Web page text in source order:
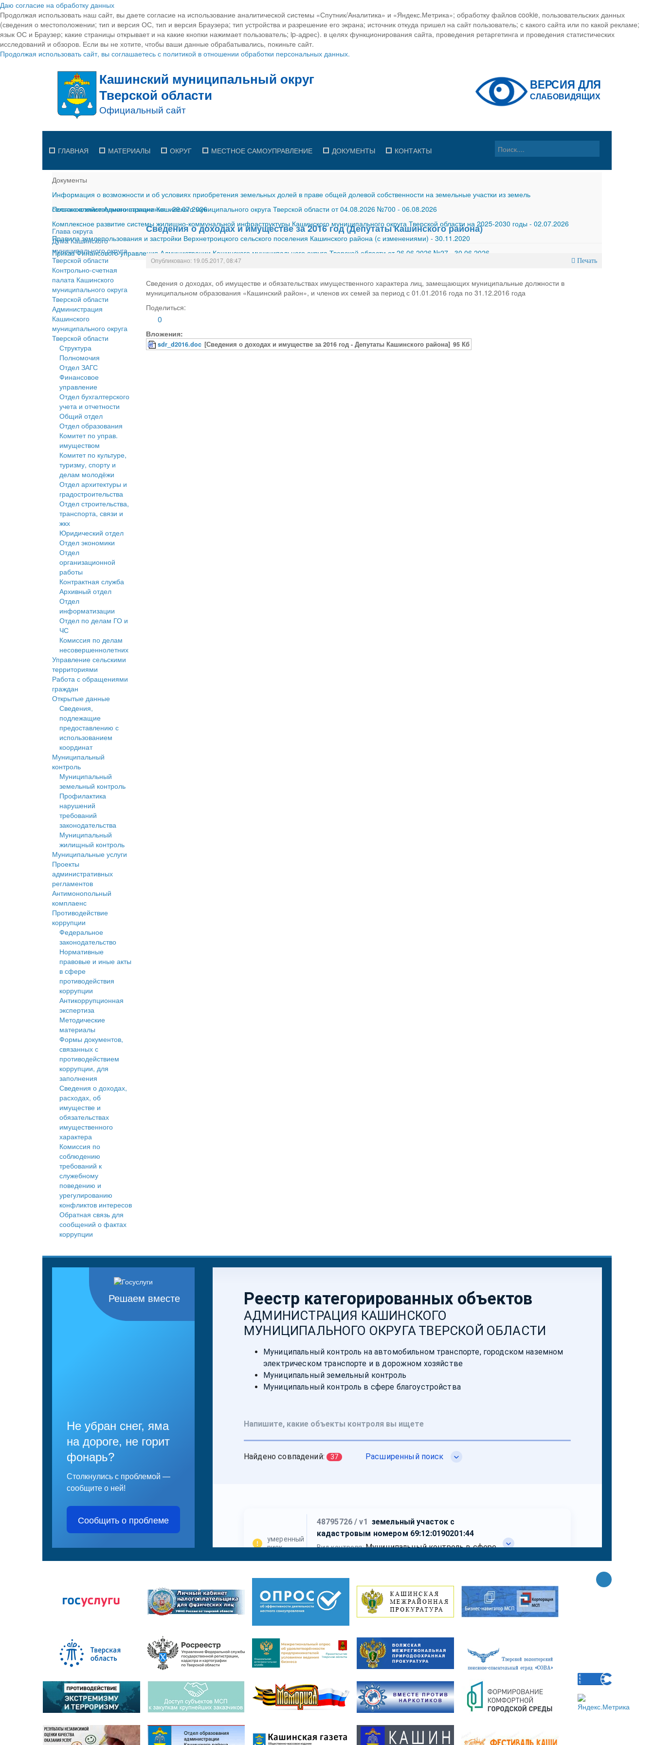
Даю согласие на обработку данных
Продолжая использовать наш сайт, вы даете согласие на использование аналитической системы «Спутник/Аналитика» и «Яндекс.Метрика»; обработку файлов cookie, пользовательских данных
(сведения о местоположении; тип и версия ОС, тип и версия Браузера; тип устройства и разрешение его экрана; источник откуда пришел на сайт пользователь; с какого сайта или по какой рекламе;
язык ОС и Браузер; какие страницы открывает и на какие кнопки нажимает пользователь; ip-адрес). в целях функционирования сайта, проведения ретаргетинга и проведения статистических
исследований и обзоров. Если вы не хотите, чтобы ваши данные обрабатывались, покиньте сайт.
Продолжая использовать сайт, вы соглашаетесь с политикой в отношении обработки персональных данных.
ГЛАВНАЯ МАТЕРИАЛЫ ОКРУГ МЕСТНОЕ САМОУПРАВЛЕНИЕ ДОКУМЕНТЫ КОНТАКТЫ
Документы
Информация о возможности и об условиях приобретения земельных долей в праве общей долевой собственности на земельные участки из земель
сельскохозяйственного назначения-29.07.2026
Постановление Администрации Кашинского муниципального округа Тверской области от 04.08.2026 №700 - 06.08.2026
Комплексное развитие системы жилищно-коммунальной инфраструктуры Кашинского муниципального округа Тверской области на 2025-2030 годы - 02.07.2026
Правила землепользования и застройки Верхнетроицкого сельского поселения Кашинского района (с изменениями) - 30.11.2020
Приказ Финансового управления Администрации Кашинского муниципального округа Тверской области от 26.06.2026 №27
30.06.2026
Глава округа
Дума Кашинского
муниципального округа
Тверской области
Контрольно-счетная
палата Кашинского
муниципального округа
Тверской области
Администрация
Кашинского
муниципального округа
Тверской области
Структура
Полномочия
Отдел ЗАГС
Финансовое
управление
Отдел бухгалтерского
учета и отчетности
Общий отдел
Отдел образования
Комитет по управ.
имуществом
Комитет по культуре,
туризму, спорту и
делам молодёжи
Отдел архитектуры и
градостроительства
Отдел строительства,
транспорта, связи и
жкх
Юридический отдел
Отдел экономики
Отдел
организационной
работы
Контрактная служба
Архивный отдел
Отдел
информатизации
Отдел по делам ГО и
ЧС
Комиссия по делам
несовершеннолетних
Управление сельскими
территориями
Работа с обращениями
граждан
Открытые данные
Сведения,
подлежащие
предоставлению с
использованием
координат
Муниципальный
контроль
Муниципальный
земельный контроль
Профилактика
нарушений
требований
законодательства
Муниципальный
жилищный контроль
Муниципальные услуги
Проекты
административных
регламентов
Антимонопольный
комплаенс
Противодействие
коррупции
Федеральное
законодательство
Нормативные
правовые и иные акты
в сфере
противодействия
коррупции
Антикоррупционная
экспертиза
Методические
материалы
Формы документов,
связанных с
противодействием
коррупции, для
заполнения
Сведения о доходах,
расходах, об
имуществе и
обязательствах
имущественного
характера
Комиссия по
соблюдению
требований к
служебному
поведению и
урегулированию
конфликтов интересов
Обратная связь для
сообщений о фактах
коррупции
Сведения о доходах и имуществе за 2016 год (Депутаты Кашинского района)
Опубликовано: 19.05.2017, 08:47 Печать
Сведения о доходах, об имуществе и обязательствах имущественного характера лиц, замещающих муниципальные должности в
муниципальном образования «Кашинский район», и членов их семей за период с 01.01.2016 года по 31.12.2016 года
Поделиться:
0
Вложения:
sdr_d2016.doc [Сведения о доходах и имуществе за 2016 год - Депутаты Кашинского района] 95 Кб
Решаем вместе
Не убран снег, яма
на дороге, не горит
фонарь?
Столкнулись с проблемой —
сообщите о ней!
Сообщить о проблеме